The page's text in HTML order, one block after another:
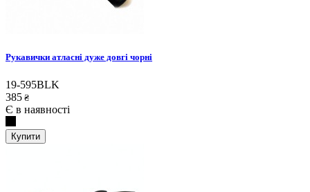
Рукавички атласні дуже довгі чорні
19-595BLK
385 ₴
Є в наявності
Купити